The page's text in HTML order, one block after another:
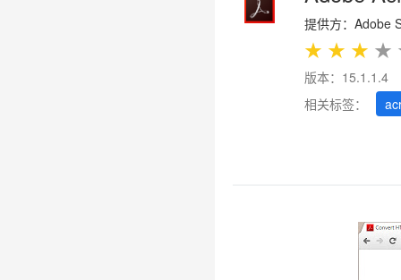
提供方：Adobe
★ ★ ★ ★
版本：15.1.1.4
相关标签：